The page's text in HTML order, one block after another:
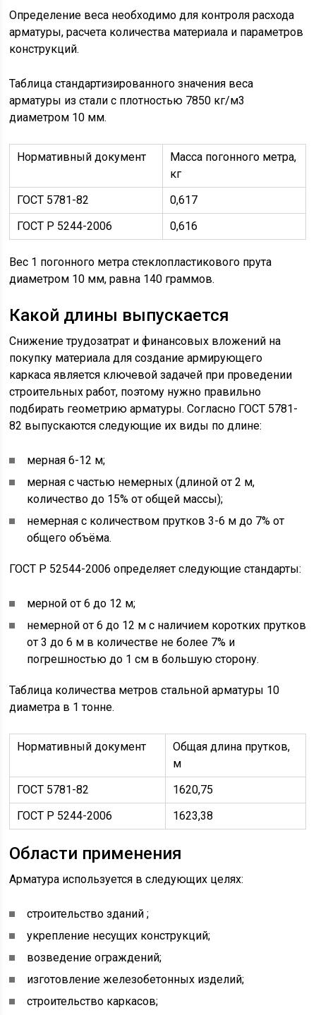
Определение веса необходимо для контроля расхода
арматуры, расчета количества материала и параметров
конструкций.
Таблица стандартизированного значения веса
арматуры из стали с плотностью 7850 кг/м3
диаметром 10 мм.
Нормативный документ
Масса погонного метра,
кг
ГОСТ 5781-82
0,617
ГОСТ Р 5244-2006
0,616
Вес 1 погонного метра стеклопластикового прута
диаметром 10 мм, равна 140 граммов.
Какой длины выпускается
Снижение трудозатрат и финансовых вложений на
покупку материала для создание армирующего
каркаса является ключевой задачей при проведении
строительных работ, поэтому нужно правильно
подбирать геометрию арматуры. Согласно ГОСТ 5781-
82 выпускаются следующие их виды по длине:
мерная 6-12 м;
мерная с частью немерных (длиной от 2 м,
количество до 15% от общей массы);
немерная с количеством прутков 3-6 м до 7% от
общего объёма.
ГОСТ Р 52544-2006 определяет следующие стандарты:
мерной от 6 до 12 м;
немерной от 6 до 12 м с наличием коротких прутков
от 3 до 6 м в количестве не более 7% и
погрешностью до 1 см в большую сторону.
Таблица количества метров стальной арматуры 10
диаметра в 1 тонне.
Нормативный документ
Общая длина прутков,
м
ГОСТ 5781-82
1620,75
ГОСТ Р 5244-2006
1623,38
Области применения
Арматура используется в следующих целях:
строительство зданий ;
укрепление несущих конструкций;
возведение ограждений;
изготовление железобетонных изделий;
строительство каркасов;